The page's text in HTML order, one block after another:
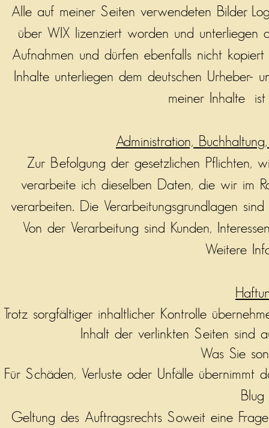
Alle auf meiner Seiten verwendeten Bilder,
über WIX lizenziert worden und unterliegen
Aufnahmen und dürfen ebenfalls nicht
Inhalte unterliegen dem deutschen Urheber-
meiner Inhalte
Administration,
Zur Befolgung der gesetzlichen Pflichten,
verarbeite ich dieselben Daten, die wir im
verarbeiten. Die Verarbeitungsgrundlagen
Von der Verarbeitung sind Kunden,
Weitere
Trotz sorgfältiger inhaltlicher Kontrolle
Inhalt der verlinkten Seiten sind
Was Sie
Für Schäden, Verluste oder Unfälle übernimmt
Geltung des Auftragsrechts Soweit eine